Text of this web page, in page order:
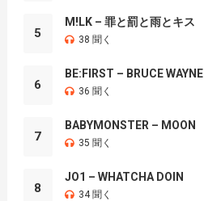
5
M!LK – 罪と罰と雨とキス
38 聞く
6
BE:FIRST – BRUCE WAYNE
36 聞く
7
BABYMONSTER – MOON
35 聞く
8
JO1 – WHATCHA DOIN
34 聞く